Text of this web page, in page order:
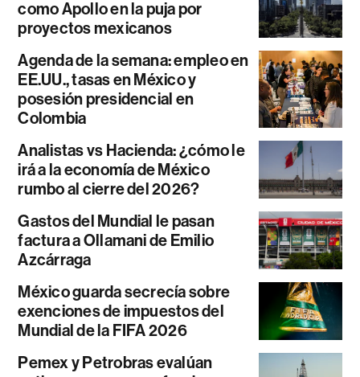
como Apollo en la puja por
proyectos mexicanos
Agenda de la semana: empleo en
EE.UU., tasas en México y
posesión presidencial en
Colombia
Analistas vs Hacienda: ¿cómo le
irá a la economía de México
rumbo al cierre del 2026?
Gastos del Mundial le pasan
factura a Ollamani de Emilio
Azcárraga
México guarda secrecía sobre
exenciones de impuestos del
Mundial de la FIFA 2026
Pemex y Petrobras evalúan